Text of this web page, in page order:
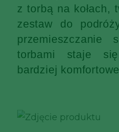
z torbą na kołach,
zestaw do
przemieszczanie
torbami staje
bardziej